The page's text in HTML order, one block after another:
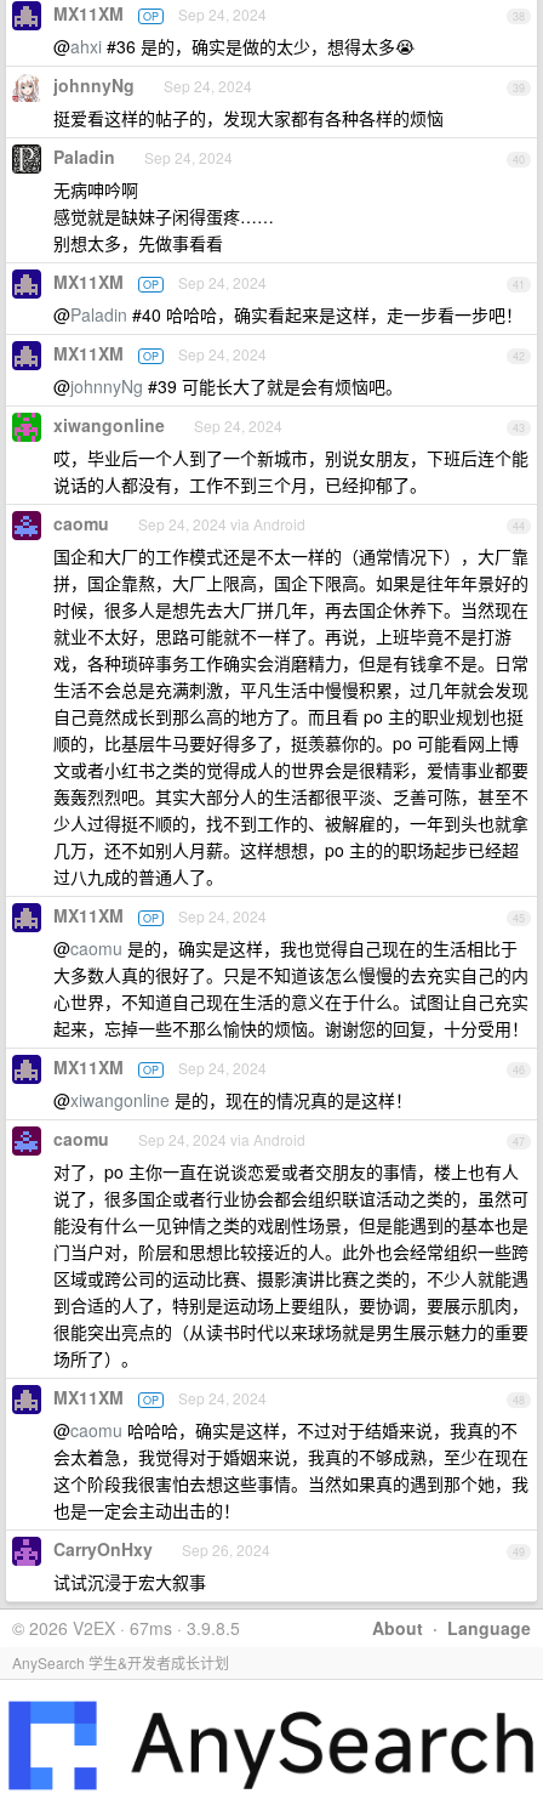
38
MX11XM OP Sep 24, 2024
@ahxi #36 是的，确实是做的太少，想得太多😭
39
johnnyNg Sep 24, 2024
挺爱看这样的帖子的，发现大家都有各种各样的烦恼
40
Paladin Sep 24, 2024
无病呻吟啊
感觉就是缺妹子闲得蛋疼……
别想太多，先做事看看
41
MX11XM OP Sep 24, 2024
@Paladin #40 哈哈哈，确实看起来是这样，走一步看一步吧！
42
MX11XM OP Sep 24, 2024
@johnnyNg #39 可能长大了就是会有烦恼吧。
43
xiwangonline Sep 24, 2024
哎，毕业后一个人到了一个新城市，别说女朋友，下班后连个能
说话的人都没有，工作不到三个月，已经抑郁了。
44
caomu Sep 24, 2024 via Android
国企和大厂的工作模式还是不太一样的（通常情况下），大厂靠
拼，国企靠熬，大厂上限高，国企下限高。如果是往年年景好的
时候，很多人是想先去大厂拼几年，再去国企休养下。当然现在
就业不太好，思路可能就不一样了。再说，上班毕竟不是打游
戏，各种琐碎事务工作确实会消磨精力，但是有钱拿不是。日常
生活不会总是充满刺激，平凡生活中慢慢积累，过几年就会发现
自己竟然成长到那么高的地方了。而且看 po 主的职业规划也挺
顺的，比基层牛马要好得多了，挺羡慕你的。po 可能看网上博
文或者小红书之类的觉得成人的世界会是很精彩，爱情事业都要
轰轰烈烈吧。其实大部分人的生活都很平淡、乏善可陈，甚至不
少人过得挺不顺的，找不到工作的、被解雇的，一年到头也就拿
几万，还不如别人月薪。这样想想，po 主的的职场起步已经超
过八九成的普通人了。
45
MX11XM OP Sep 24, 2024
@caomu 是的，确实是这样，我也觉得自己现在的生活相比于
大多数人真的很好了。只是不知道该怎么慢慢的去充实自己的内
心世界，不知道自己现在生活的意义在于什么。试图让自己充实
起来，忘掉一些不那么愉快的烦恼。谢谢您的回复，十分受用！
46
MX11XM OP Sep 24, 2024
@xiwangonline 是的，现在的情况真的是这样！
47
caomu Sep 24, 2024 via Android
对了，po 主你一直在说谈恋爱或者交朋友的事情，楼上也有人
说了，很多国企或者行业协会都会组织联谊活动之类的，虽然可
能没有什么一见钟情之类的戏剧性场景，但是能遇到的基本也是
门当户对，阶层和思想比较接近的人。此外也会经常组织一些跨
区域或跨公司的运动比赛、摄影演讲比赛之类的，不少人就能遇
到合适的人了，特别是运动场上要组队，要协调，要展示肌肉，
很能突出亮点的（从读书时代以来球场就是男生展示魅力的重要
场所了）。
48
MX11XM OP Sep 24, 2024
@caomu 哈哈哈，确实是这样，不过对于结婚来说，我真的不
会太着急，我觉得对于婚姻来说，我真的不够成熟，至少在现在
这个阶段我很害怕去想这些事情。当然如果真的遇到那个她，我
也是一定会主动出击的！
49
CarryOnHxy Sep 26, 2024
试试沉浸于宏大叙事
About · Language
© 2026 V2EX · 67ms · 3.9.8.5
AnySearch 学生&开发者成长计划